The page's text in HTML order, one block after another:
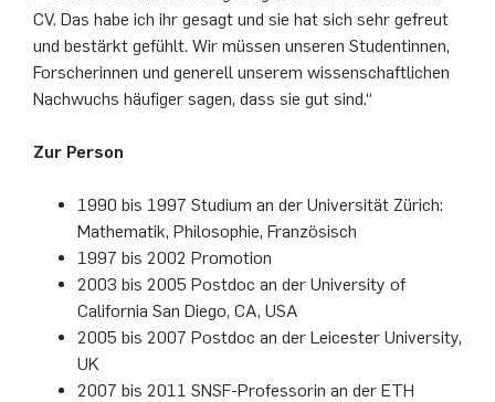
CV. Das habe ich ihr gesagt und sie hat sich sehr gefreut
und bestärkt gefühlt. Wir müssen unseren Studentinnen,
Forscherinnen und generell unserem wissenschaftlichen
Nachwuchs häufiger sagen, dass sie gut sind.“
Zur Person
1990 bis 1997 Studium an der Universität Zürich:
Mathematik, Philosophie, Französisch
1997 bis 2002 Promotion
2003 bis 2005 Postdoc an der University of
California San Diego, CA, USA
2005 bis 2007 Postdoc an der Leicester University,
UK
2007 bis 2011 SNSF-Professorin an der ETH